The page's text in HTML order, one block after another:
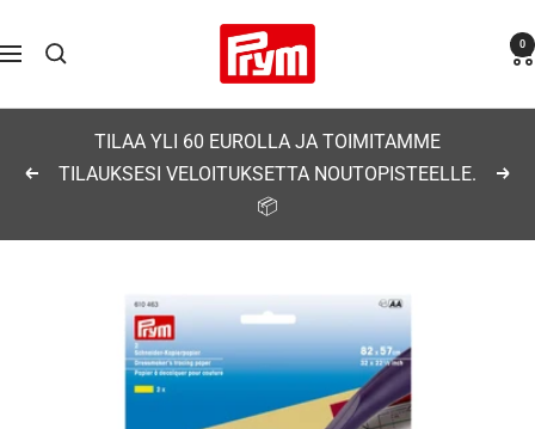
sisältöön
Navigaatio
Prym 0
Edellinen
TILAA YLI 60 EUROLLA JA TOIMITAMME
TILAUKSESI VELOITUKSETTA NOUTOPISTEELLE.
📦